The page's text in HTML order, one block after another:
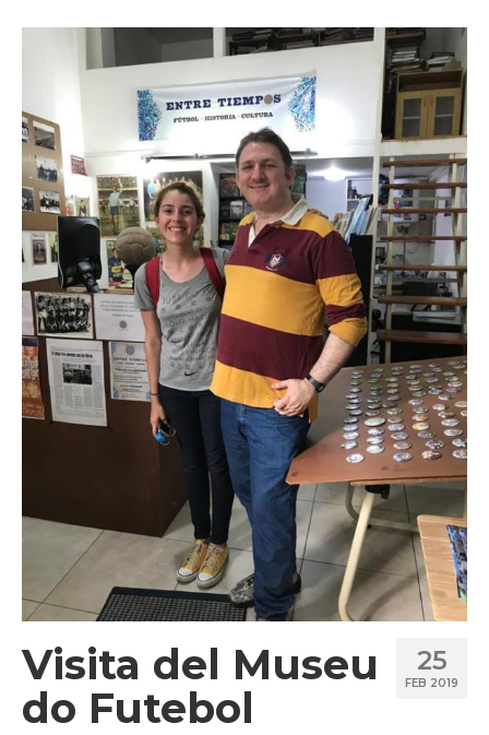
Notas
Actividades
Imágenes
Videos
Tienda
25
FEB 2019
Visita del Museu
do Futebol